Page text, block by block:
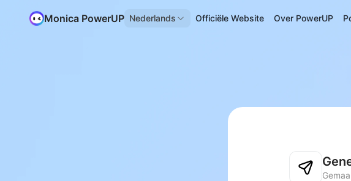
Monica PowerUP Nederlands Officiële Website Over PowerUP